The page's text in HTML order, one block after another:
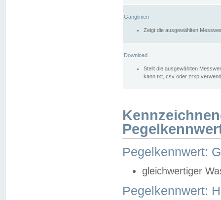
Ganglinien
Zeigt die ausgewählten
Download
Stellt die ausgewählten
kann txt, csv oder zrxp
Pegelkennwert:
gleichwertiger
Pegelkennwert: